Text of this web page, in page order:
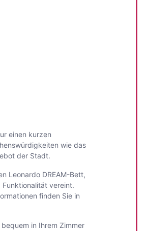
einen kurzen
wie das
der Stadt.
Leonardo DREAM-Bett,
vereint.
finden Sie in
in Ihrem Zimmer